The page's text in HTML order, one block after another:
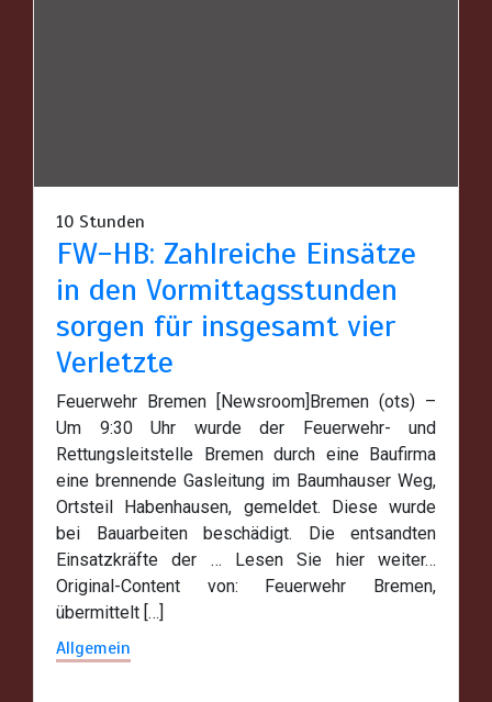
10 Stunden
FW-HB: Zahlreiche Einsätze
in den Vormittagsstunden
sorgen für insgesamt vier
Verletzte
Feuerwehr Bremen [Newsroom]Bremen (ots) –
Um 9:30 Uhr wurde der Feuerwehr- und
Rettungsleitstelle Bremen durch eine Baufirma
eine brennende Gasleitung im Baumhauser Weg,
Ortsteil Habenhausen, gemeldet. Diese wurde
bei Bauarbeiten beschädigt. Die entsandten
Einsatzkräfte der … Lesen Sie hier weiter…
Original-Content von: Feuerwehr Bremen,
übermittelt […]
Allgemein